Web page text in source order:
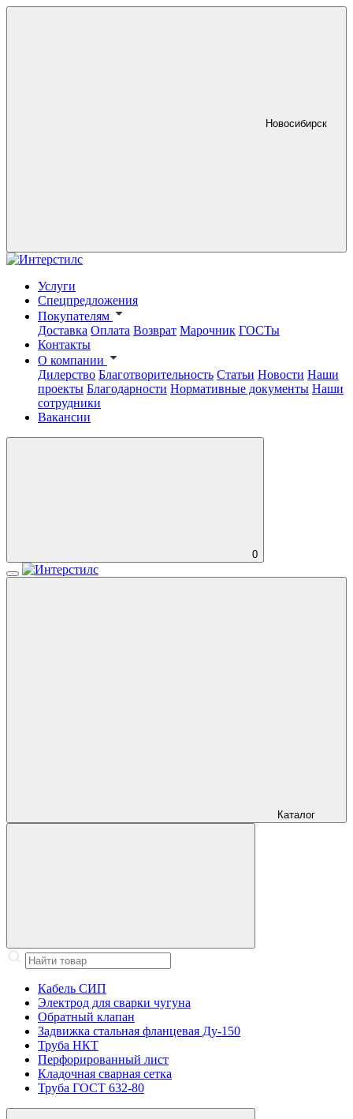
Новосибирск
Услуги
Спецпредложения
Покупателям
Доставка Оплата Возврат Марочник ГОСТы
Контакты
О компании
Дилерство Благотворительность Статьи Новости Наши
проекты Благодарности Нормативные документы Наши
сотрудники
Вакансии
0
Каталог
Кабель СИП
Электрод для сварки чугуна
Обратный клапан
Задвижка стальная фланцевая Ду-150
Труба НКТ
Перфорированный лист
Кладочная сварная сетка
Труба ГОСТ 632-80